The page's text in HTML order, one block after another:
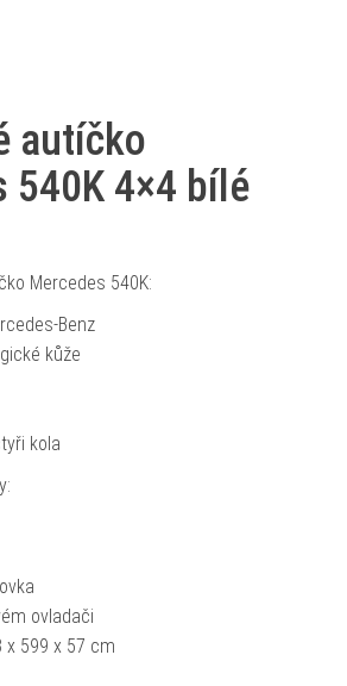
autíčko
540K 4×4 bílé
Mercedes 540K:
Benz
kůže
kola
ovladači
x 599 x 57 cm